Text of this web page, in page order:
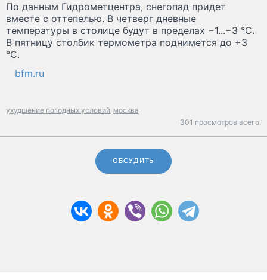
По данным Гидрометцентра, снегопад придет
вместе с оттепелью. В четверг дневные
температуры в столице будут в пределах −1...−3 °C.
В пятницу столбик термометра поднимется до +3
°C.
bfm.ru
ухудшение погодных условий москва
301 просмотров всего.
ОБСУДИТЬ